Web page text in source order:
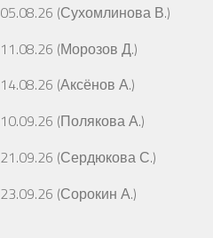
05.08.26 (Сухомлинова В.)
11.08.26 (Морозов Д.)
14.08.26 (Аксёнов А.)
10.09.26 (Полякова А.)
21.09.26 (Сердюкова С.)
23.09.26 (Сорокин А.)